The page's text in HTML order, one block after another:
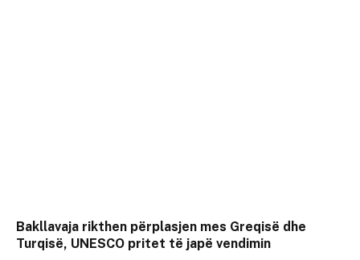
Bakllavaja rikthen përplasjen mes Greqisë dhe
Turqisë, UNESCO pritet të japë vendimin